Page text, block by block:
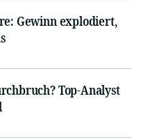
Gewinn explodiert,
Top-Analyst